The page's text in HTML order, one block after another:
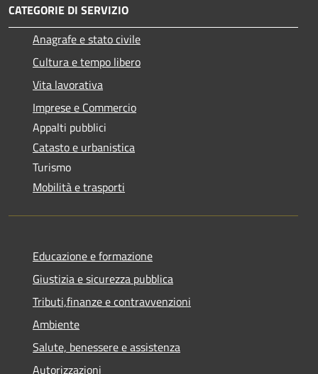
CATEGORIE DI SERVIZIO
Anagrafe e stato civile
Cultura e tempo libero
Vita lavorativa
Imprese e Commercio
Appalti pubblici
Catasto e urbanistica
Turismo
Mobilità e trasporti
Educazione e formazione
Giustizia e sicurezza pubblica
Tributi,finanze e contravvenzioni
Ambiente
Salute, benessere e assistenza
Autorizzazioni